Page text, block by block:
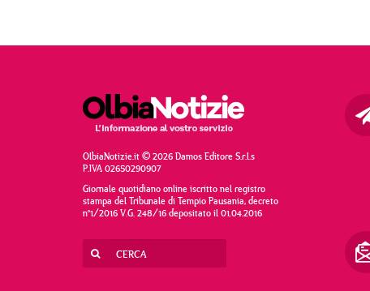
OlbiaNotizie.it © 2026 Damos Editore S.r.l.s
P.IVA 02650290907
Giornale quotidiano online iscritto nel registro
stampa del Tribunale di Tempio Pausania, decreto
n°1/2016 V.G. 248/16 depositato il 01.04.2016